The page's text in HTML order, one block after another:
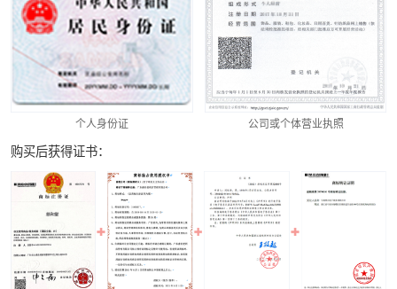
个人身份证 公司或个体营业执照
购买后获得证书：